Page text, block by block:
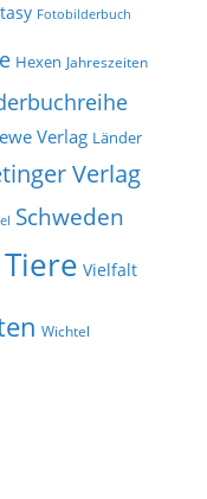
Fotobilderbuch
Hexen Jahreszeiten
Verlag Länder
Verlag
Schweden
Tiere Vielfalt
Wichtel